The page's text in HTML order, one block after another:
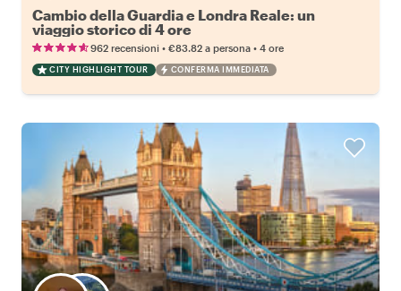
Cambio della Guardia e Londra Reale: un
viaggio storico di 4 ore
962 recensioni • €83.82 a persona • 4 ore
CITY HIGHLIGHT TOUR CONFERMA IMMEDIATA